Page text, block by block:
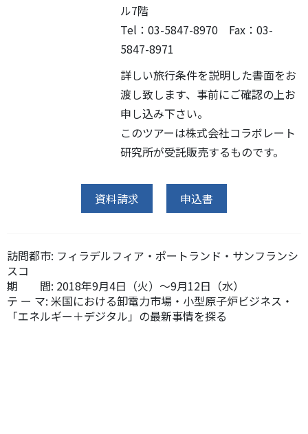
ル7階
Tel：03-5847-8970 Fax：03-
5847-8971
詳しい旅行条件を説明した書面をお
渡し致します、事前にご確認の上お
申し込み下さい。
このツアーは株式会社コラボレート
研究所が受託販売するものです。
資料請求 申込書
訪問都市: フィラデルフィア・ポートランド・サンフランシ
スコ
期 間: 2018年9月4日（火）～9月12日（水）
テ ー マ: 米国における卸電力市場・小型原子炉ビジネス・
「エネルギー＋デジタル」の最新事情を探る